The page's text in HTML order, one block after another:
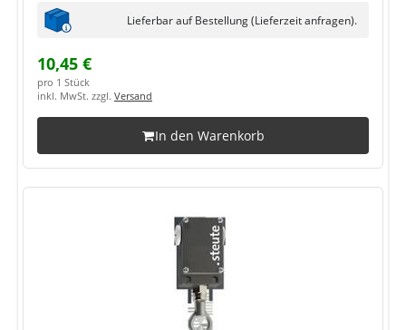
Lieferbar auf Bestellung (Lieferzeit anfragen).
10,45 €
pro 1 Stück
inkl. MwSt. zzgl. Versand
In den Warenkorb